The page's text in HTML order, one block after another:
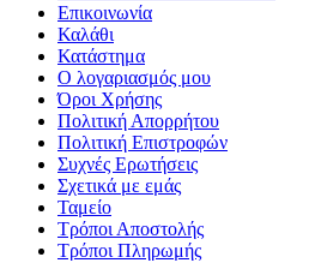
Επικοινωνία
Καλάθι
Κατάστημα
Ο λογαριασμός μου
Όροι Χρήσης
Πολιτική Απορρήτου
Πολιτική Επιστροφών
Συχνές Ερωτήσεις
Σχετικά με εμάς
Ταμείο
Τρόποι Αποστολής
Τρόποι Πληρωμής